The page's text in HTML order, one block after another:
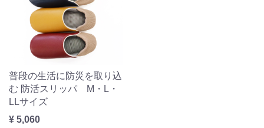
普段の生活に防災を取り込
む 防活スリッパ M・L・
LLサイズ
¥ 5,060